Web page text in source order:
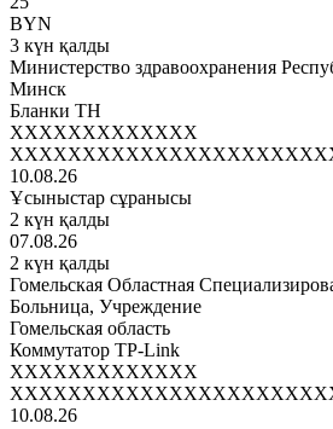
BYN
3 күн қалды
Министерство здравоохранения
Минск
Бланки ТН
XXXXXXXXXXXXX
10.08.26
Ұсыныстар сұранысы
2 күн қалды
07.08.26
2 күн қалды
Гомельская Областная
Больница, Учреждение
Гомельская область
Коммутатор TP-Link
XXXXXXXXXXXXX
10.08.26